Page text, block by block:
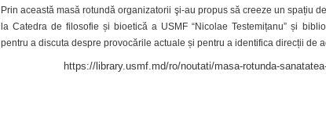
Prin această masă rotundă organizatorii şi-au propus să creeze un spațiu
la Catedra de filosofie și bioetică a USMF “Nicolae Testemițanu” și
pentru a discuta despre provocările actuale și pentru a identifica direcții de
https://library.usmf.md/ro/noutati/masa-rotunda-